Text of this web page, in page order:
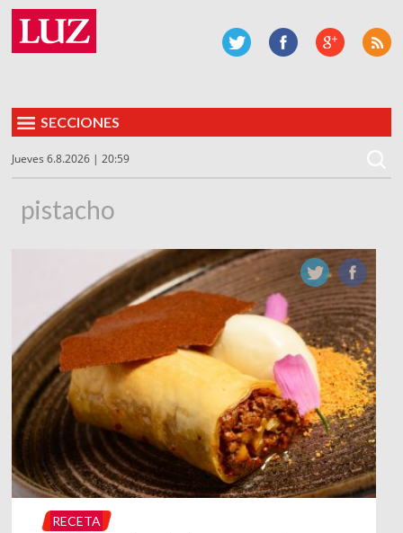
SECCIONES
Jueves 6.8.2026 | 20:59
pistacho
RECETA